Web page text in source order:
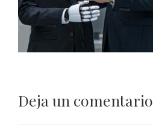
Deja un comentario